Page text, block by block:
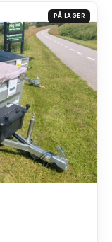
PÅ LAGER